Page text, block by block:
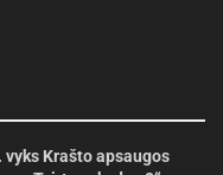
Krašto apsaugos